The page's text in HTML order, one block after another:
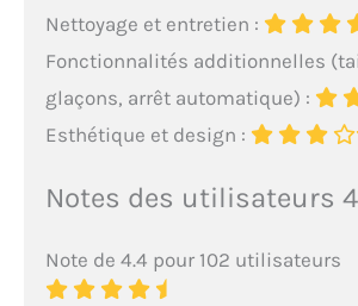
Nettoyage et entretien :
Fonctionnalités additionnelles
glaçons, arrêt automatique) :
Esthétique et design :
Notes des utilisateurs
Note de 4.4 pour 102 utilisateurs